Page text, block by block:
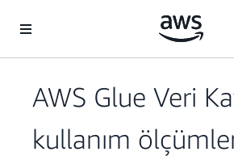
AWS Glue Veri
kullanım